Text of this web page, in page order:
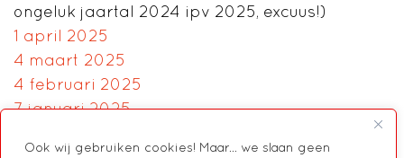
Ook wij gebruiken cookies! Maar... we slaan geen
ongeluk jaartal 2024 ipv 2025, excuus!)
1 april 2025
4 maart 2025
4 februari 2025
7 januari 2025